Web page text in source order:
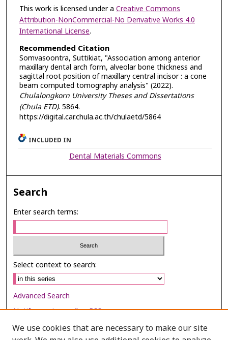
This work is licensed under a Creative Commons
Attribution-NonCommercial-No Derivative Works 4.0
International License.
Recommended Citation
Somvasoontra, Suttikiat, "Association among anterior
maxillary dental arch form, alveolar bone thickness and
sagittal root position of maxillary central incisor : a cone
beam computed tomography analysis" (2022).
Chulalongkorn University Theses and Dissertations
(Chula ETD). 5864.
https://digital.car.chula.ac.th/chulaetd/5864
INCLUDED IN
Dental Materials Commons
Search
Enter search terms:
Select context to search:
Advanced Search
Notify me via email orRSS
Browse
We use cookies that are necessary to make our site